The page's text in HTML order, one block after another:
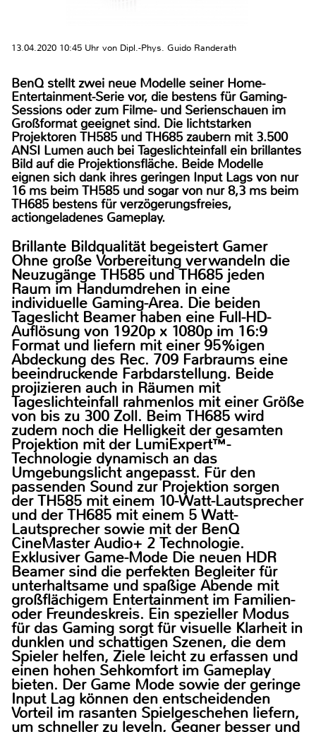
13.04.2020 10:45 Uhr von Dipl.-Phys. Guido Randerath
BenQ stellt zwei neue Modelle seiner Home-
Entertainment-Serie vor, die bestens für Gaming-
Sessions oder zum Filme- und Serienschauen im
Großformat geeignet sind. Die lichtstarken
Projektoren TH585 und TH685 zaubern mit 3.500
ANSI Lumen auch bei Tageslichteinfall ein brillantes
Bild auf die Projektionsfläche. Beide Modelle
eignen sich dank ihres geringen Input Lags von nur
16 ms beim TH585 und sogar von nur 8,3 ms beim
TH685 bestens für verzögerungsfreies,
actiongeladenes Gameplay.
Brillante Bildqualität begeistert Gamer
Ohne große Vorbereitung verwandeln die
Neuzugänge TH585 und TH685 jeden
Raum im Handumdrehen in eine
individuelle Gaming-Area. Die beiden
Tageslicht Beamer haben eine Full-HD-
Auflösung von 1920p x 1080p im 16:9
Format und liefern mit einer 95%igen
Abdeckung des Rec. 709 Farbraums eine
beeindruckende Farbdarstellung. Beide
projizieren auch in Räumen mit
Tageslichteinfall rahmenlos mit einer Größe
von bis zu 300 Zoll. Beim TH685 wird
zudem noch die Helligkeit der gesamten
Projektion mit der LumiExpert™-
Technologie dynamisch an das
Umgebungslicht angepasst. Für den
passenden Sound zur Projektion sorgen
der TH585 mit einem 10-Watt-Lautsprecher
und der TH685 mit einem 5 Watt-
Lautsprecher sowie mit der BenQ
CineMaster Audio+ 2 Technologie.
Exklusiver Game-Mode Die neuen HDR
Beamer sind die perfekten Begleiter für
unterhaltsame und spaßige Abende mit
großflächigem Entertainment im Familien-
oder Freundeskreis. Ein spezieller Modus
für das Gaming sorgt für visuelle Klarheit in
dunklen und schattigen Szenen, die dem
Spieler helfen, Ziele leicht zu erfassen und
einen hohen Sehkomfort im Gameplay
bieten. Der Game Mode sowie der geringe
Input Lag können den entscheidenden
Vorteil im rasanten Spielgeschehen liefern,
um schneller zu leveln, Gegner besser und